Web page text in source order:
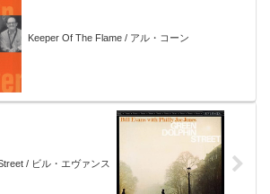
Keeper Of The Flame / アル・コーン
/ ビル・エヴァンス